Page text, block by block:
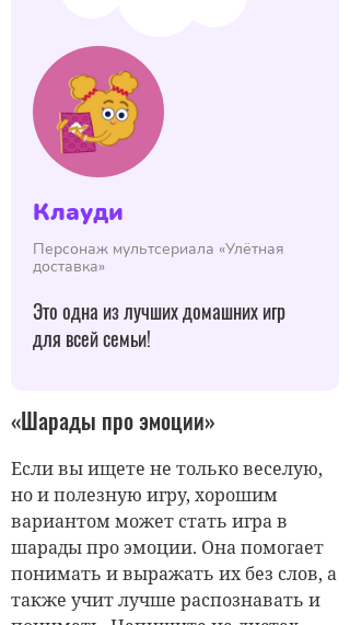
Клауди
Персонаж мультсериала «Улётная
доставка»
Это одна из лучших домашних игр
для всей семьи!
«Шарады про эмоции»
Если вы ищете не только веселую,
но и полезную игру, хорошим
вариантом может стать игра в
шарады про эмоции. Она помогает
понимать и выражать их без слов, а
также учит лучше распознавать и